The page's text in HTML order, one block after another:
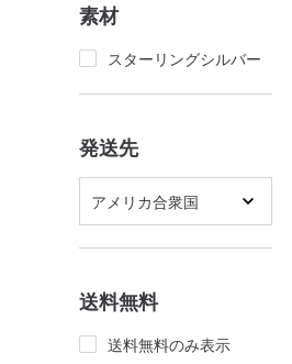
素材
スターリングシルバー
発送先
アメリカ合衆国
送料無料
送料無料のみ表示